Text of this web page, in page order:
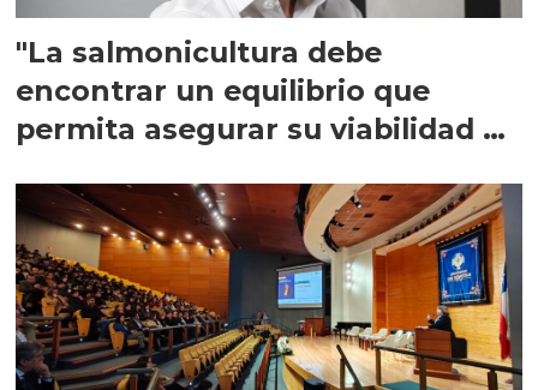
"La salmonicultura debe
encontrar un equilibrio que
permita asegurar su viabilidad de